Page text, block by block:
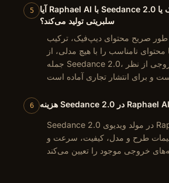
5
آیا Raphael AI با Seedance 2.0 ویدیوهای دیپ‌فیک یا
سلبریتی تولید می‌کند؟
طور صریح محتوای دیپ‌فیک، ترکیب
نامناسب را با هیچ مدلی، از
جمله Seedance 2.0، تولید نمی‌کند. هر خروجی از نظر
6
Seedance 2.0 در مولد ویدیوی Raphael AI گنجانده
طرح و مدل، کیفیت، سرعت و